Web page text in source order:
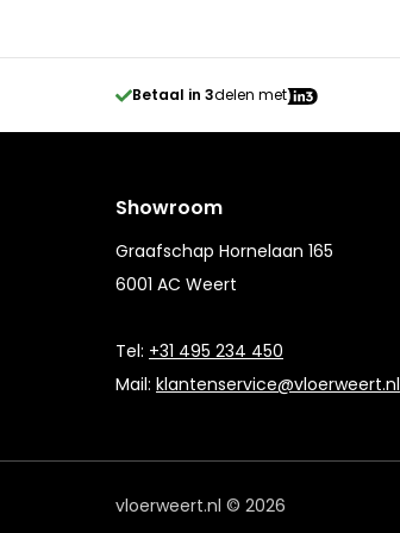
Betaal in 3delen met
Showroom
Graafschap Hornelaan 165
6001 AC Weert
Tel: +31 495 234 450
Mail: klantenservice@vloerweert.nl
vloerweert.nl © 2026